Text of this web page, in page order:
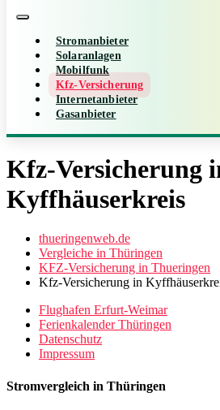
Stromanbieter
Solaranlagen
Mobilfunk
Kfz-Versicherung
Internetanbieter
Gasanbieter
Kfz-Versicherung
Kyffhäuserkreis
thueringenweb.de
Vergleiche in Thüringen
KFZ-Versicherung in Thueringen
Kfz-Versicherung in
Flughafen Erfurt-Weimar
Ferienkalender Thüringen
Datenschutz
Impressum
Stromvergleich in Thüringen